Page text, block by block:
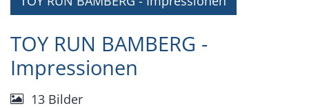
TOY RUN BAMBERG -
Impressionen
13 Bilder